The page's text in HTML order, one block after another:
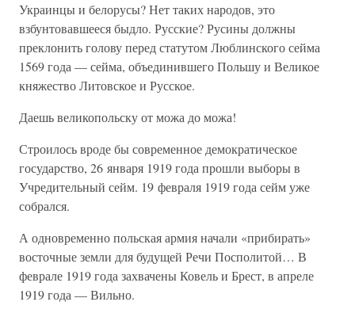
Украинцы и белорусы? Нет таких народов, это
взбунтовавшееся быдло. Русские? Русины должны
преклонить голову перед статутом Люблинского сейма
1569 года — сейма, объединившего Польшу и Великое
княжество Литовское и Русское.
Даешь великопольску от можа до можа!
Строилось вроде бы современное демократическое
государство, 26 января 1919 года прошли выборы в
Учредительный сейм. 19 февраля 1919 года сейм уже
собрался.
А одновременно польская армия начали «прибирать»
восточные земли для будущей Речи Посполитой… В
феврале 1919 года захвачены Ковель и Брест, в апреле
1919 года — Вильно.